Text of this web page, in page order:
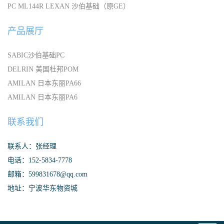
PC ML144R LEXAN 沙伯基础（原GE）
产品展厅
SABIC沙伯基础PC
DELRIN 美国杜邦POM
AMILAN 日本东丽PA66
AMILAN 日本东丽PA6
联系我们
联系人：张经理
电话：152-5834-7778
邮箱：599831678@qq.com
地址：宁波华东物资城